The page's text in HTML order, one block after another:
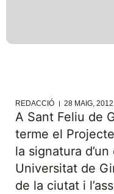
REDACCIÓ 28 MAIG, 2012
A Sant Feliu de
terme el
la signatura
Universitat de
de la ciutat i